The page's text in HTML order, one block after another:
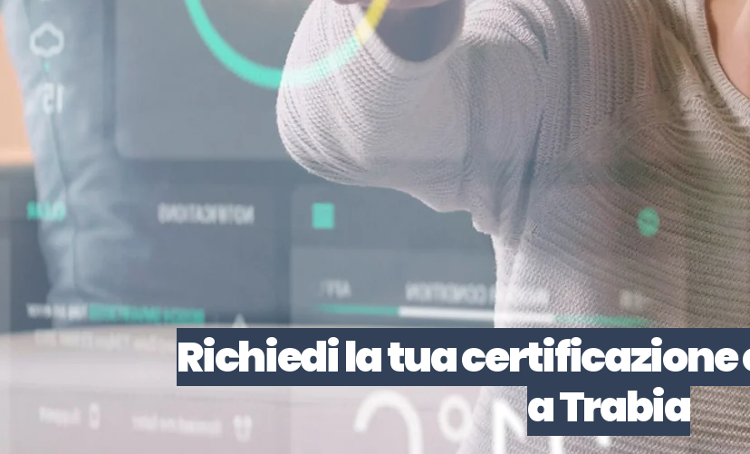
Richiedi la tua certificazione
a Trabia